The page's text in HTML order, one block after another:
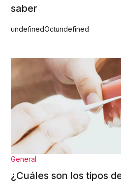
saber
undefinedOctundefined
General
¿Cuáles son los tipos